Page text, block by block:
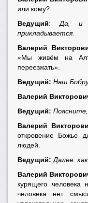
или кому?
Ведущий:Да, и
прикладывается.
Валерий
«Мы живём на
переезжать».
Ведущий: Наш
Валерий
Ведущий:
Валерий
откровение Божье
людей.
Ведущий: Далее:
Валерий
курящего
человека нет